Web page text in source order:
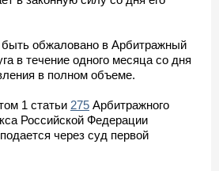
обжаловано в Арбитражный
в течение одного месяца со дня
в полном объеме.
1 статьи 275 Арбитражного
Российской Федерации
через суд первой